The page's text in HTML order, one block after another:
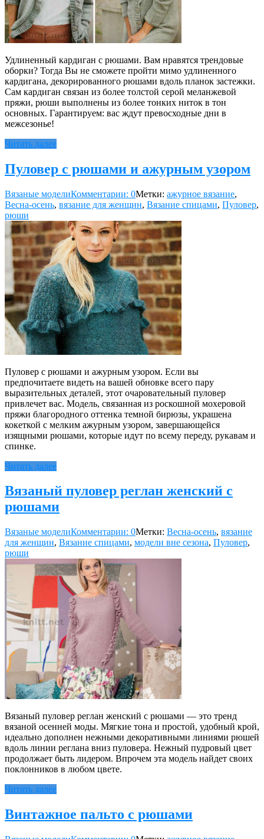
Удлиненный кардиган с рюшами. Вам нравятся трендовые
оборки? Тогда Вы не сможете пройти мимо удлиненного
кардигана, декорированного рюшами вдоль планок застежки.
Сам кардиган связан из более толстой серой меланжевой
пряжи, рюши выполнены из более тонких ниток в тон
основных. Гарантируем: вас ждут превосходные дни в
межсезонье!
Читать далее
Пуловер с рюшами и ажурным узором
Вязаные моделиКомментарии: 0Метки: ажурное вязание,
Весна-осень, вязание для женщин, Вязание спицами, Пуловер,
рюши
Пуловер с рюшами и ажурным узором. Если вы
предпочитаете видеть на вашей обновке всего пару
выразительных деталей, этот очаровательный пуловер
привлечет вас. Модель, связанная из роскошной мохеровой
пряжи благородного оттенка темной бирюзы, украшена
кокеткой с мелким ажурным узором, завершающейся
изящными рюшами, которые идут по всему переду, рукавам и
спинке.
Читать далее
Вязаный пуловер реглан женский с
рюшами
Вязаные моделиКомментарии: 0Метки: Весна-осень, вязание
для женщин, Вязание спицами, модели вне сезона, Пуловер,
рюши
Вязаный пуловер реглан женский с рюшами — это тренд
вязаной осенней моды. Мягкие тона и простой, удобный крой,
идеально дополнен нежными декоративными линиями рюшей
вдоль линии реглана вниз пуловера. Нежный пудровый цвет
продолжает быть лидером. Впрочем эта модель найдет своих
поклонников в любом цвете.
Читать далее
Винтажное пальто с рюшами